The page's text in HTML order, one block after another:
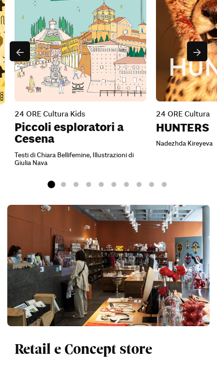
24 ORE Cultura Kids
Piccoli esploratori a
Cesena
Testi di Chiara Bellifemine, Illustrazioni di
Giulia Nava
24 ORE Cultura
HUNTERS
Nadezhda Kireyeva
Retail e Concept store